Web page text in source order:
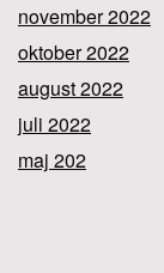
november 2022
oktober 2022
august 2022
juli 2022
maj 202